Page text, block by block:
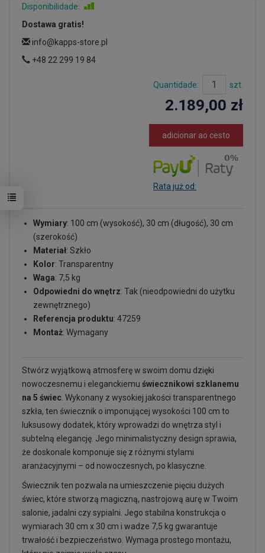
Disponibilidade:
Dostawa gratis!
info@kapps-store.pl
+48 22 299 19 84
Quantidade: szt.
2.189,00 zł
adicionar ao cesto
Rata już od:
Wymiary: 100 cm (wysokość), 30 cm (długość), 30 cm
(szerokość)
Materiał: Szkło
Kolor: Transparentny
Waga: 7,5 kg
Odpowiedni do wnętrz: Tak (nieodpowiedni do użytku
zewnętrznego)
Referencja produktu: 47259
Montaż: Wymagany
Stwórz wyjątkową atmosferę w swoim domu dzięki
nowoczesnemu i eleganckiemu świecznikowi szklanemu
na 5 świec . Wykonany z wysokiej jakości transparentnego
szkła, ten świecznik o imponującej wysokości 100 cm to
luksusowy dodatek, który wprowadzi do wnętrza styl i
subtelną elegancję. Jego minimalistyczny design sprawia,
że doskonale komponuje się z różnymi stylami
aranżacyjnymi – od nowoczesnych, po klasyczne.
Świecznik ten pozwala na umieszczenie pięciu dużych
świec, które stworzą magiczną, nastrojową aurę w Twoim
salonie, jadalni czy sypialni. Jego stabilna konstrukcja o
wymiarach 30 cm x 30 cm i wadze 7,5 kg gwarantuje
trwałość i bezpieczeństwo. Wymaga prostego montażu,